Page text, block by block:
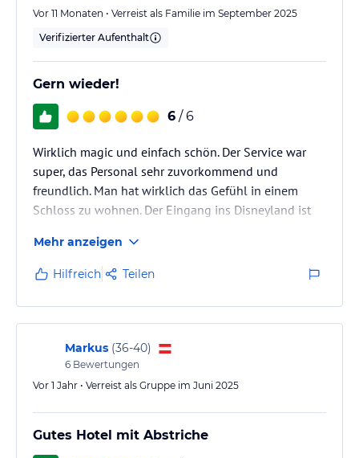
Vor 11 Monaten • Verreist als Familie im September 2025
Verifizierter Aufenthalt
Gern wieder!
6 / 6
Wirklich magic und einfach schön. Der Service war
super, das Personal sehr zuvorkommend und
freundlich. Man hat wirklich das Gefühl in einem
Schloss zu wohnen. Der Eingang ins Disneyland ist
oder auch kurz eine Pause am Pool einlegen konnte.
Sehr empfehlenswert.
Schlimm war nur das völlig und unbeschreiblich
überteuerte Essen. Da sollten sie echt was dran
ändern!
Mehr anzeigen
Hilfreich Teilen
Markus (36-40)
6 Bewertungen
Vor 1 Jahr • Verreist als Gruppe im Juni 2025
Gutes Hotel mit Abstriche